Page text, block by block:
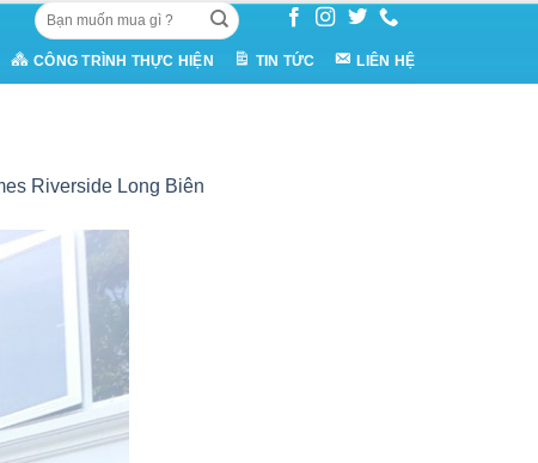
Tìm
kiếm:
CÔNG TRÌNH THỰC HIỆN TIN TỨC LIÊN HỆ
Riverside Long Biên